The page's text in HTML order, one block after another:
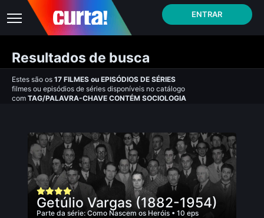
ENTRAR
Resultados de busca
Estes são os 17 FILMES ou EPISÓDIOS DE SÉRIES
filmes ou episódios de séries disponíveis no catálogo
com TAG/PALAVRA-CHAVE CONTÉM SOCIOLOGIA
Getúlio Vargas (1882-1954)
Parte da série: Como Nascem os Heróis • 10 eps